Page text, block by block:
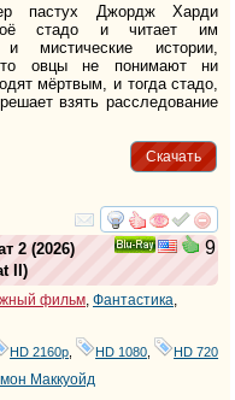
пастух Джордж Харди
стадо и читает им
и мистические истории,
овцы не понимают ни
мёртвым, и тогда стадо,
взять расследование
Скачать
смотреть
9
2 (2026)
II )
фильм, Фантастика,
HD 2160р, HD 1080, HD 720
Маккуойд